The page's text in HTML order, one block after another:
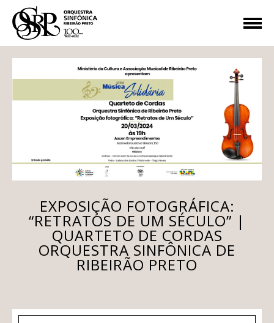
EXPOSIÇÃO FOTOGRÁFICA:
“RETRATOS DE UM SÉCULO” |
QUARTETO DE CORDAS
ORQUESTRA SINFÔNICA DE
RIBEIRÃO PRETO